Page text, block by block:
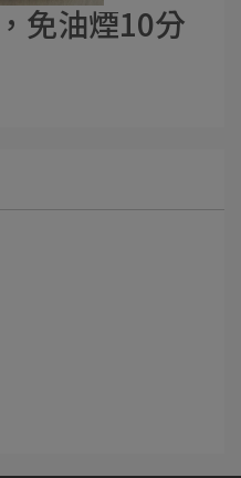
免油煙10分